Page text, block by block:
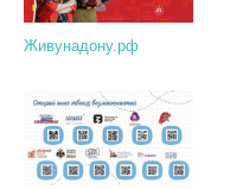
Живунадону.рф